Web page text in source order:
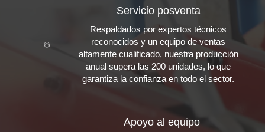
Servicio posventa
Respaldados por expertos técnicos
reconocidos y un equipo de ventas
altamente cualificado, nuestra producción
anual supera las 200 unidades, lo que
garantiza la confianza en todo el sector.
Apoyo al equipo